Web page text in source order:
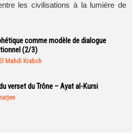
les civilisations à la lumière de
comme modèle de dialogue
(2/3)
Mahdi Krabch
verset du Trône – Ayat al-Kursi